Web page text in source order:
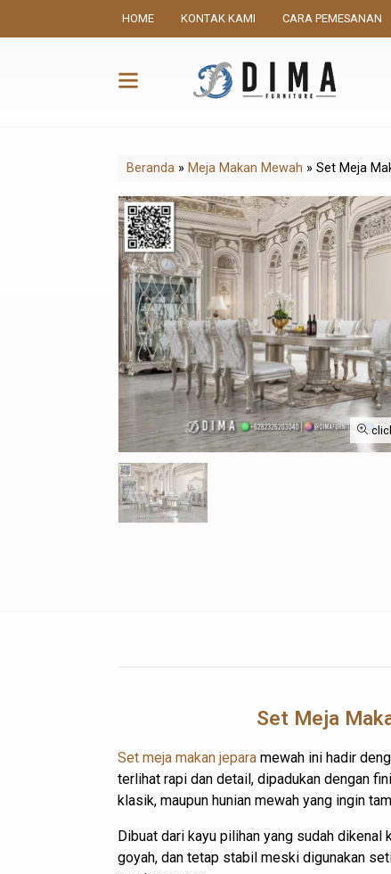
HOME KONTAK KAMI CARA PEMESANAN
Beranda » Meja Makan Mewah » Set Meja
Set Meja
Set meja makan jepara mewah ini hadir
terlihat rapi dan detail, dipadukan dengan
klasik, maupun hunian mewah yang ingin
Dibuat dari kayu pilihan yang sudah dikenal
goyah, dan tetap stabil meski digunakan